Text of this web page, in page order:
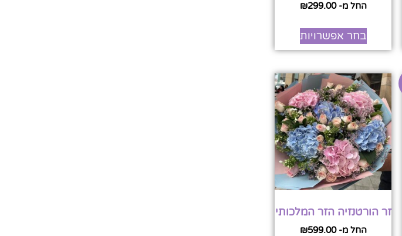
החל מ- ₪299.00
בחר אפשרויות
זר הורטנזיה הזר המלכותי
החל מ- ₪599.00